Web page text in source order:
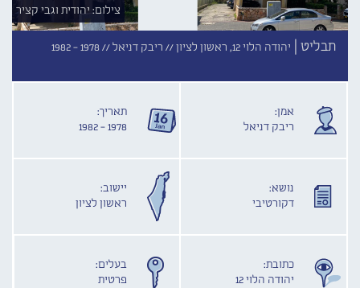
צילום: יהודית וגבי קציר
תבליט | יהודה הלוי 12, ראשון לציון // ריבק דניאל // 1978 - 1982
אמן:
ריבק דניאל
תאריך:
1978 - 1982
נושא:
דקורטיבי
יישוב:
ראשון לציון
כתובת:
יהודה הלוי 12
בעלים:
פרטית